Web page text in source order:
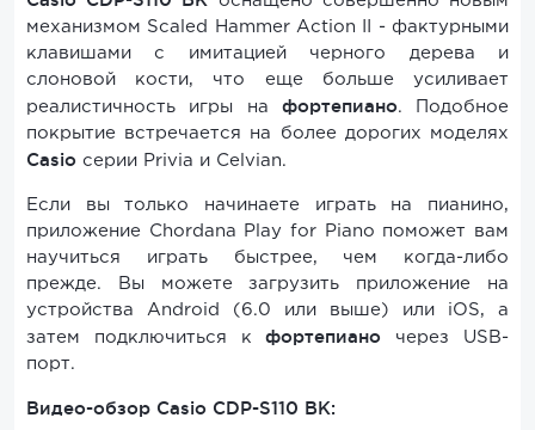
механизмом Scaled Hammer Action II - фактурными
клавишами с имитацией черного дерева и
слоновой кости, что еще больше усиливает
реалистичность игры на фортепиано. Подобное
покрытие встречается на более дорогих моделях
Casio серии Privia и Celvian.
Если вы только начинаете играть на пианино,
приложение Chordana Play for Piаno поможет вам
научиться играть быстрее, чем когда-либо
прежде. Вы можете загрузить приложение на
устройства Android (6.0 или выше) или iOS, а
затем подключиться кфортепиано
через USB-
порт.
Видео-обзор Casio CDP-S110 BK: